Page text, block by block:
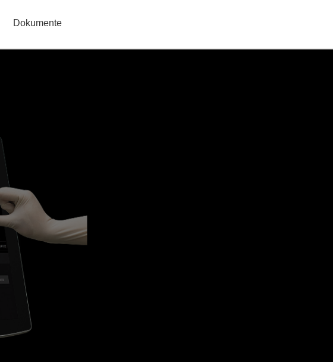
Dokumente